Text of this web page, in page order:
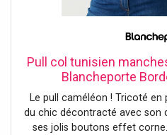
Pull col tunisien
Blancheporte
Le pull caméléon ! Tricoté en
du chic décontracté avec son
ses jolis boutons effet